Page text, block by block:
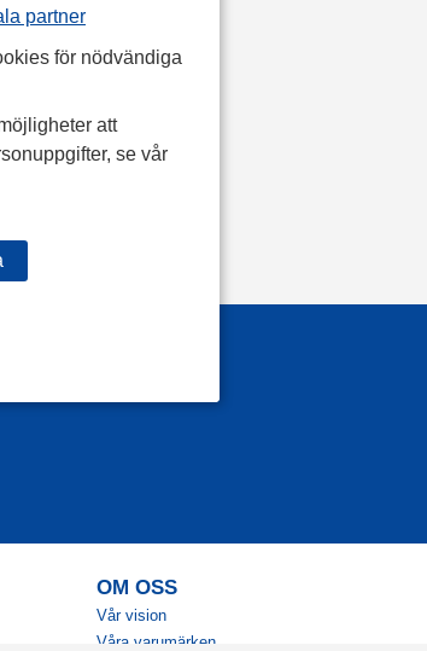
partner
för nödvändiga
att
se vår
OM OSS
Vår vision
Våra varumärken